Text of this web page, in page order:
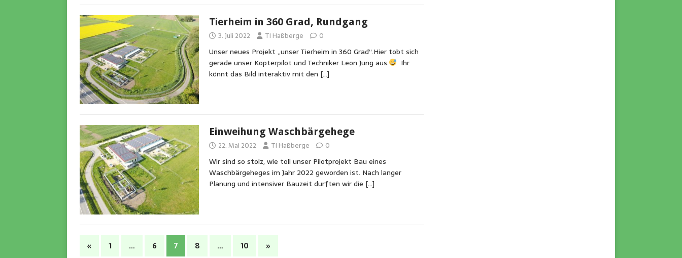
Tierheim in 360 Grad, Rundgang
3. Juli 2022 TI Haßberge 0
Unser neues Projekt „unser Tierheim in 360 Grad“.Hier tobt sich
gerade unser Kopterpilot und Techniker Leon Jung aus.
Ihr
könnt das Bild interaktiv mit den […]
Einweihung Waschbärgehege
22. Mai 2022 TI Haßberge 0
Wir sind so stolz, wie toll unser Pilotprojekt Bau eines
Waschbärgeheges im Jahr 2022 geworden ist. Nach langer
Planung und intensiver Bauzeit durften wir die […]
« 1 … 6 7 8 … 10 »